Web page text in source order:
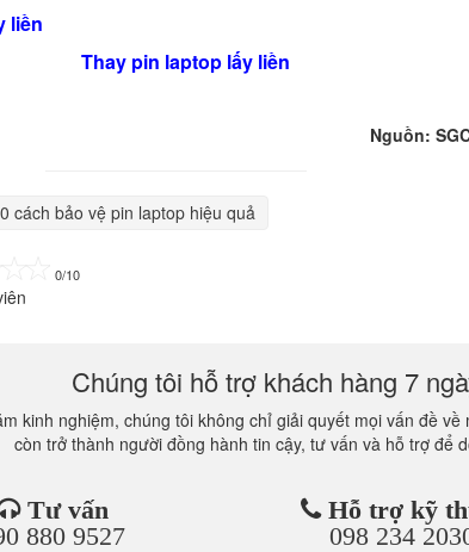
liền
Nguồn:
cách bảo vệ pin laptop hiệu quả
0/10
Chúng tôi hỗ trợ khách hàng 7
kinh nghiệm, chúng tôi không chỉ giải quyết mọi vấn đề
còn trở thành người đồng hành tin cậy, tư vấn và hỗ trợ để
Tư vấn
880 9527
Hỗ trợ kỹ
098 234